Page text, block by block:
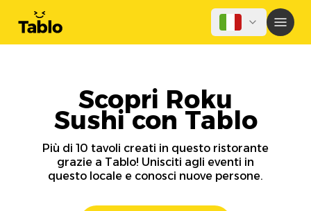
Scopri Roku
Sushi con Tablo
Più di 10 tavoli creati in questo ristorante
grazie a Tablo! Unisciti agli eventi in
questo locale e conosci nuove persone.